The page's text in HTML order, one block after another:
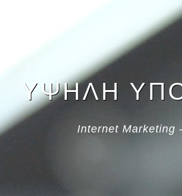
ΥΨΗΛΗ
Internet Marketing